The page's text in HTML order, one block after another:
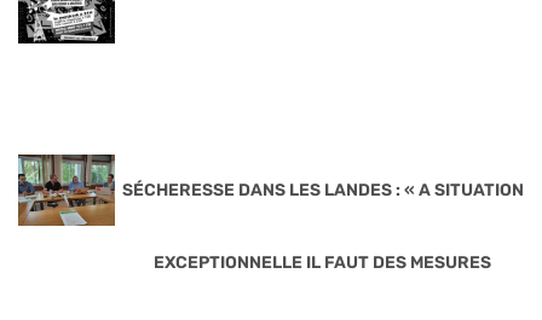
SÉCHERESSE DANS LES LANDES : « A SITUATION
EXCEPTIONNELLE IL FAUT DES MESURES